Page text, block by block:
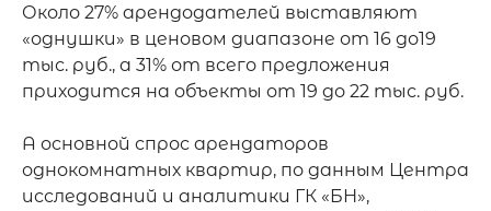
Около 27% арендодателей выставляют
«однушки» в ценовом диапазоне от 16 до19
тыс. руб., а 31% от всего предложения
приходится на объекты от 19 до 22 тыс. руб.
А основной спрос арендаторов
однокомнатных квартир, по данным Центра
исследований и аналитики ГК «БН»,